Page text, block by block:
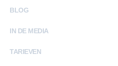
BLOG
IN DE MEDIA
TARIEVEN